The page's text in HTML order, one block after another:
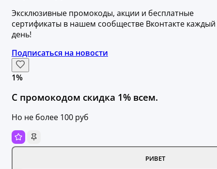
Эксклюзивные промокоды, акции и бесплатные
сертификаты в нашем сообществе Вконтакте каждый
день!
Подписаться на новости
1%
С промокодом скидка 1% всем.
Но не более 100 руб
РИВЕТ